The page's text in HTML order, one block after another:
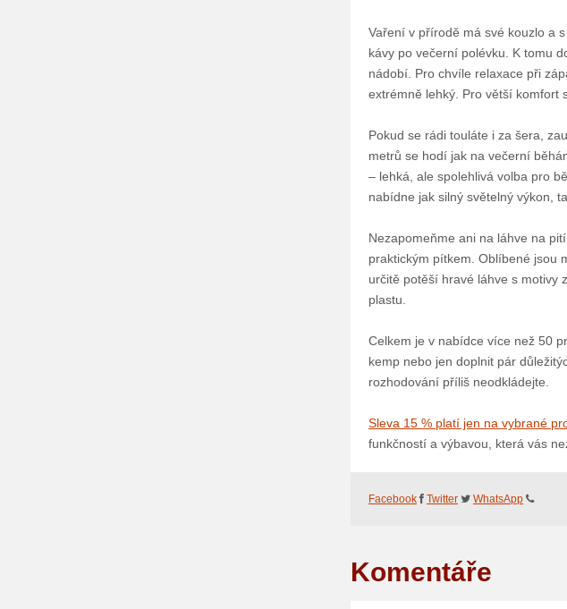
Vaření v přírodě má své kouzlo a
kávy po večerní polévku. K tomu
nádobí. Pro chvíle relaxace při
extrémně lehký. Pro větší komfort
Pokud se rádi touláte i za šera,
metrů se hodí jak na večerní
– lehká, ale spolehlivá volba pro
nabídne jak silný světelný výkon,
Nezapomeňme ani na láhve na
praktickým pítkem. Oblíbené jsou
určitě potěší hravé láhve s motivy
plastu.
Celkem je v nabídce více než 50
kemp nebo jen doplnit pár
rozhodování příliš neodkládejte.
Sleva 15 % platí jen na vybrané
funkčností a výbavou, která vás
Facebook Twitter WhatsApp
Komentáře